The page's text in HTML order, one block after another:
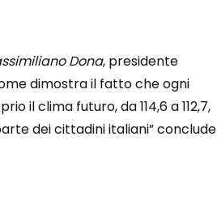
Dona, presidente
dimostra il fatto che ogni
il clima futuro, da 114,6 a 112,7,
dei cittadini italiani” conclude